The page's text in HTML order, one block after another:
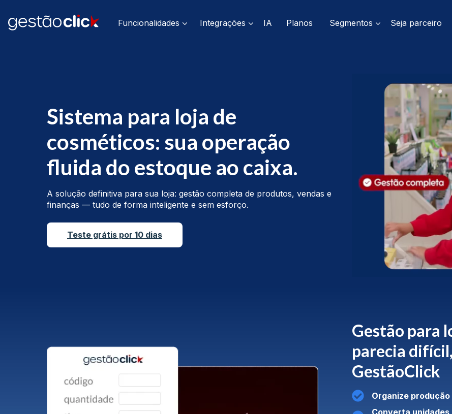
Funcionalidades Integrações IA Planos Segmentos Seja parceiro
Sistema para loja de
cosméticos: sua operação
fluida do estoque ao caixa.
A solução definitiva para sua loja: gestão completa de produtos, vendas e
finanças — tudo de forma inteligente e sem esforço.
Teste grátis por 10 dias
Gestão para
parecia
GestãoClick
Organize
Converta